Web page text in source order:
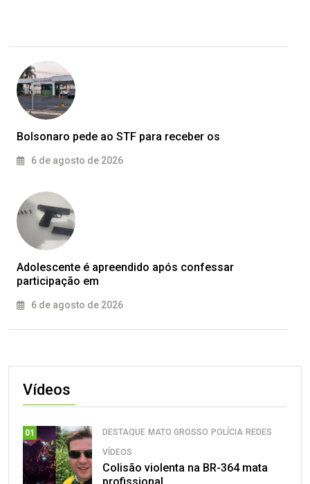
Bolsonaro pede ao STF para receber os
6 de agosto de 2026
Adolescente é apreendido após confessar
participação em
6 de agosto de 2026
Vídeos
01 DESTAQUE MATO GROSSO POLÍCIA REDES
VÍDEOS
Colisão violenta na BR-364 mata